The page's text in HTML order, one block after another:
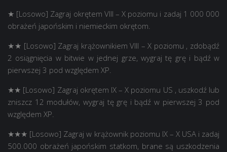
★ [Losowo] Zagraj okrętem VIII – X poziomu i zadaj 1 000 000
obrażeń japońskim i niemieckim okrętom.
★★ [Losowo] Zagraj krążownikiem VIII – X poziomu , zdobądź
2 osiągnięcia w bitwie w jednej grze, wygraj tę grę i bądź w
pierwszej 3 pod względem XP.
★★ [Losowo] Zagraj okrętem IX – X poziomu US , uszkodź lub
zniszcz 12 modułów, wygraj tę grę i bądź w pierwszej 3 pod
względem XP.
★★★ [Losowo] Zagraj w krążownik poziomu IX – X USA i zadaj
500.000 obrażeń japońskim statkom, brane są uszkodzenia